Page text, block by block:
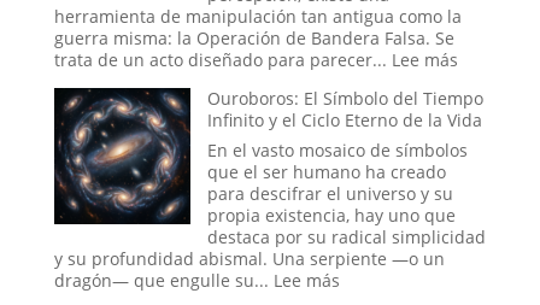
Antigua
Ruta
de
Seda
herramienta de manipulación tan antigua como la
guerra misma: la Operación de Bandera Falsa. Se
trata de un acto diseñado para parecer... Lee más:
de
Bandera
Falsa
¿Hasta
Ouroboros: El Símbolo del Tiempo
Infinito y el Ciclo Eterno de la Vida
En el vasto mosaico de símbolos
que el ser humano ha creado
para descifrar el universo y su
propia existencia, hay uno que
destaca por su radical simplicidad
y su profundidad abismal. Una serpiente —o un
dragón— que engulle su... Lee más: